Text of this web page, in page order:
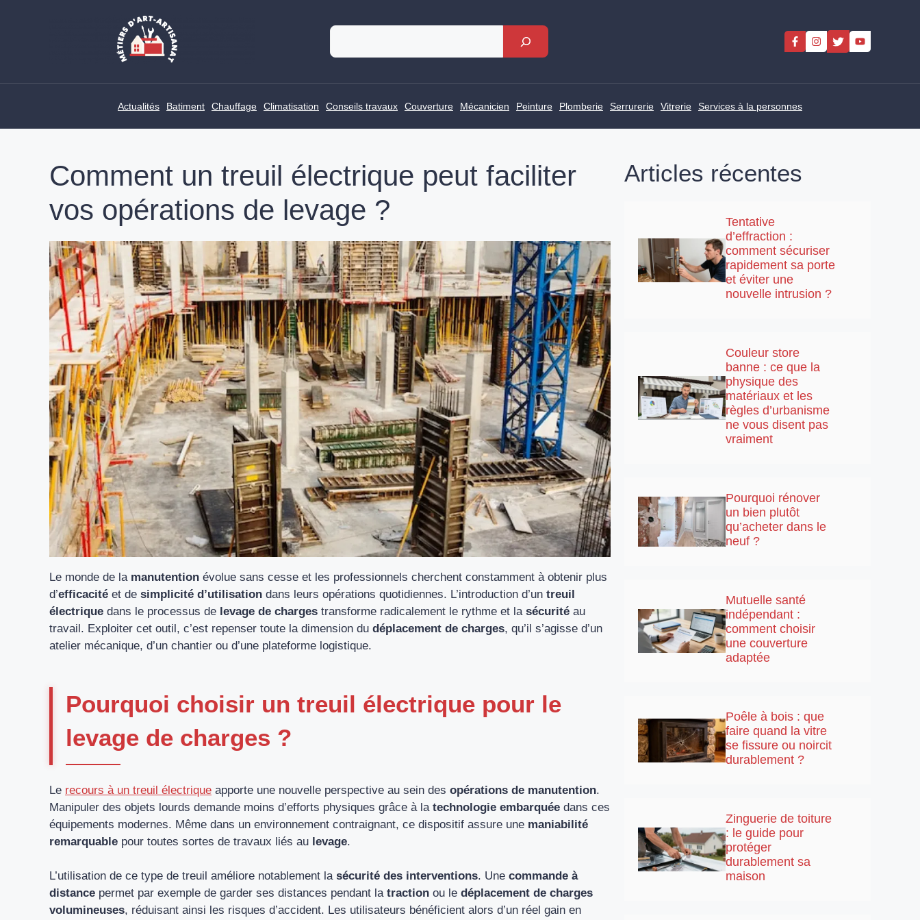
Rechercher
Actualités Batiment Chauffage Climatisation Conseils travaux Couverture Mécanicien Peinture Plomberie Serrurerie Vitrerie Services à la personnes
Comment un treuil électrique peut faciliter
vos opérations de levage ?
Le monde de la manutention évolue sans cesse et les professionnels cherchent constamment à obtenir plus
d’efficacité et de simplicité d’utilisation dans leurs opérations quotidiennes. L’introduction d’un treuil
électrique dans le processus de levage de charges transforme radicalement le rythme et la sécurité au
travail. Exploiter cet outil, c’est repenser toute la dimension du déplacement de charges, qu’il s’agisse d’un
atelier mécanique, d’un chantier ou d’une plateforme logistique.
Pourquoi choisir un treuil électrique pour le
levage de charges ?
Le recours à un treuil électrique apporte une nouvelle perspective au sein des opérations de manutention.
Manipuler des objets lourds demande moins d’efforts physiques grâce à la technologie embarquée dans ces
équipements modernes. Même dans un environnement contraignant, ce dispositif assure une maniabilité
remarquable pour toutes sortes de travaux liés au levage.
L’utilisation de ce type de treuil améliore notablement la sécurité des interventions. Une commande à
distance permet par exemple de garder ses distances pendant la traction ou le déplacement de charges
volumineuses, réduisant ainsi les risques d’accident. Les utilisateurs bénéficient alors d’un réel gain en
Articles récentes
Tentative
d’effraction :
comment sécuriser
rapidement sa porte
et éviter une
nouvelle intrusion ?
Couleur store
banne : ce que la
physique des
matériaux et les
règles d’urbanisme
ne vous disent pas
vraiment
Pourquoi rénover
un bien plutôt
qu’acheter dans le
neuf ?
Mutuelle santé
indépendant :
comment choisir
une couverture
adaptée
Poêle à bois : que
faire quand la vitre
se fissure ou noircit
durablement ?
Zinguerie de toiture
: le guide pour
protéger
durablement sa
maison